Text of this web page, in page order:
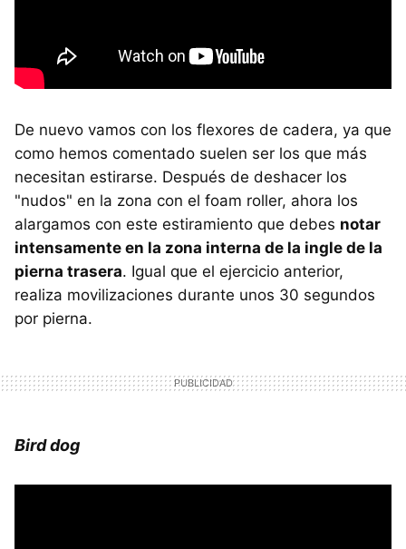
De nuevo vamos con los flexores de cadera, ya que
como hemos comentado suelen ser los que más
necesitan estirarse. Después de deshacer los
"nudos" en la zona con el foam roller, ahora los
alargamos con este estiramiento que debes notar
intensamente en la zona interna de la ingle de la
pierna trasera. Igual que el ejercicio anterior,
realiza movilizaciones durante unos 30 segundos
por pierna.
Bird dog